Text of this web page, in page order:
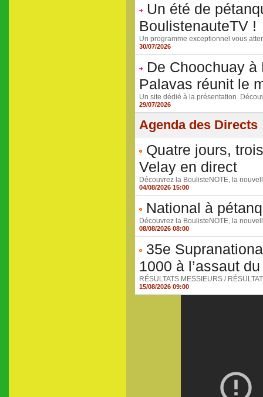
Un été de
BoulistenauteTV !
Un programme exceptionnel vous
30/07/2026
De Choochuay
Palavas réunit le
Un site dédié à la présentation
29/07/2026
Agenda des Directs
Quatre jours,
Velay en direct
Découvrez la BoulisteNOTE, la
04/08/2026 15:00
National à
Découvrez la BoulisteNOTE, la
08/08/2026 08:00
35e
1000 à l’assaut
RÉSULTATS MESSIEURS /
15/08/2026 09:00